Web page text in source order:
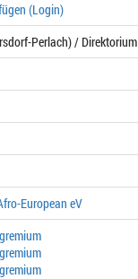
(Login)
Perlach) / Direktorium
European eV